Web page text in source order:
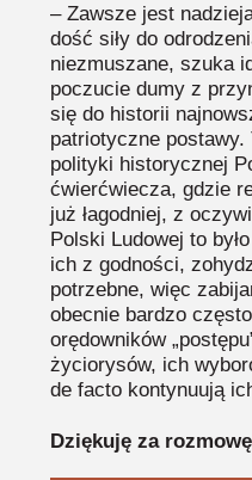
– Zawsze jest
dość siły do
niezmuszane, szuka
poczucie dumy z
się do historii
patriotyczne postawy.
polityki historycznej
ćwierćwiecza, gdzie
już łagodniej, z
Polski Ludowej to
ich z godności,
potrzebne, więc
obecnie bardzo
orędowników
życiorysów, ich
de facto kontynuują
Dziękuję za